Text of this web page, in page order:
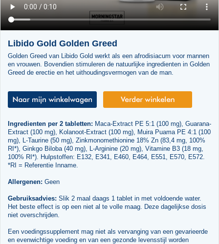
Libido Gold Golden Greed
Golden Greed van Libido Gold werkt als een afrodisiacum voor mannen
en vrouwen. Bovendien stimuleren de natuurlijke ingredienten in Golden
Greed de erectie en het uithoudingsvermogen van de man.
Ingredienten per 2 tabletten: Maca-Extract PE 5:1 (100 mg), Guarana-
Extract (100 mg), Kolanoot-Extract (100 mg), Muira Puama PE 4:1 (100
mg), L-Taurine (50 mg), Zinkmonomethionine 18% Zn (83,4 mg, 100%
RI*), Ginkgo Biloba (40 mg), L-Arginine (20 mg), Vitamine B3 (18 mg,
100% RI*). Hulpstoffen: E132, E341, E460, E464, E551, E570, E572.
*RI = Referentie Inname.
Allergenen: Geen
Gebruiksadvies: Slik 2 maal daags 1 tablet in met voldoende water.
Het beste effect is op een niet al te volle maag. Deze dagelijkse dosis
niet overschrijden.
Een voedingssupplement mag niet als vervanging van een gevarieerde
en evenwichtige voeding en van een gezonde levensstijl worden